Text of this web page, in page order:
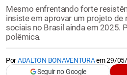
Mesmo enfrentando forte
insiste em aprovar um projeto de
sociais no Brasil ainda em 2025.
polêmica.
PorADALTON BONAVENTURAem29/
Seguir no Google